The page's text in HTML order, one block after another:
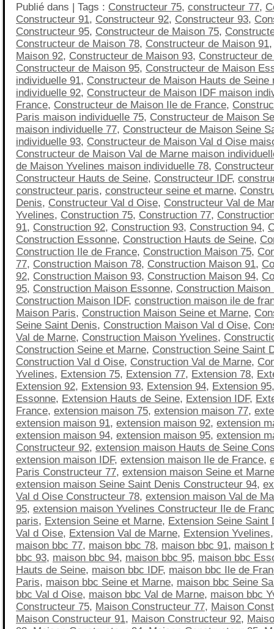
Publié dans | Tags : Constructeur 75, constructeur 77,
Constructeur 91, Constructeur 92, Constructeur 93,
Constructeur 95, Constructeur de Maison 75,
Constructeur de Maison 78, Constructeur de Maison 91
Maison 92, Constructeur de Maison 93, Constructeur
Constructeur de Maison 95, Constructeur de Maison
individuelle 91, Constructeur de Maison Hauts de Seine
individuelle 92, Constructeur de Maison IDF maison
France, Constructeur de Maison Ile de France,
Paris maison individuelle 75, Constructeur de Maison
maison individuelle 77, Constructeur de Maison Seine
individuelle 93, Constructeur de Maison Val d Oise
Constructeur de Maison Val de Marne maison
de Maison Yvelines maison individuelle 78,
Constructeur Hauts de Seine, Constructeur IDF,
constructeur paris, constructeur seine et marne,
Denis, Constructeur Val d Oise, Constructeur Val de
Yvelines, Construction 75, Construction 77,
91, Construction 92, Construction 93, Construction 94,
Construction Essonne, Construction Hauts de Seine,
Construction Ile de France, Construction Maison 75,
77, Construction Maison 78, Construction Maison 91,
92, Construction Maison 93, Construction Maison 94,
95, Construction Maison Essonne, Construction Maison
Construction Maison IDF, construction maison ile de
Maison Paris, Construction Maison Seine et Marne,
Seine Saint Denis, Construction Maison Val d Oise,
Val de Marne, Construction Maison Yvelines,
Construction Seine et Marne, Construction Seine Saint
Construction Val d Oise, Construction Val de Marne,
Yvelines, Extension 75, Extension 77, Extension 78,
Extension 92, Extension 93, Extension 94, Extension 95
Essonne, Extension Hauts de Seine, Extension IDF,
France, extension maison 75, extension maison 77,
extension maison 91, extension maison 92, extension
extension maison 94, extension maison 95, extension
Constructeur 92, extension maison Hauts de Seine
extension maison IDF, extension maison Ile de France,
Paris Constructeur 77, extension maison Seine et
extension maison Seine Saint Denis Constructeur 94,
Val d Oise Constructeur 78, extension maison Val de
95, extension maison Yvelines Constructeur Ile de
paris, Extension Seine et Marne, Extension Seine Saint
Val d Oise, Extension Val de Marne, Extension Yvelines
maison bbc 77, maison bbc 78, maison bbc 91, maison
bbc 93, maison bbc 94, maison bbc 95, maison bbc
Hauts de Seine, maison bbc IDF, maison bbc Ile de
Paris, maison bbc Seine et Marne, maison bbc Seine
bbc Val d Oise, maison bbc Val de Marne, maison bbc
Constructeur 75, Maison Constructeur 77, Maison
Maison Constructeur 91, Maison Constructeur 92,